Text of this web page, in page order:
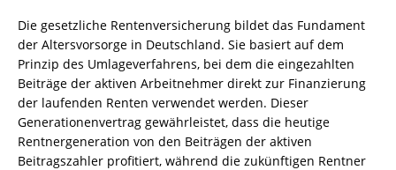
Die gesetzliche Rentenversicherung bildet das Fundament
der Altersvorsorge in Deutschland. Sie basiert auf dem
Prinzip des Umlageverfahrens, bei dem die eingezahlten
Beiträge der aktiven Arbeitnehmer direkt zur Finanzierung
der laufenden Renten verwendet werden. Dieser
Generationenvertrag gewährleistet, dass die heutige
Rentnergeneration von den Beiträgen der aktiven
Beitragszahler profitiert, während die zukünftigen Rentner